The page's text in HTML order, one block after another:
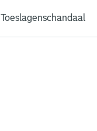
Toeslagenschandaal